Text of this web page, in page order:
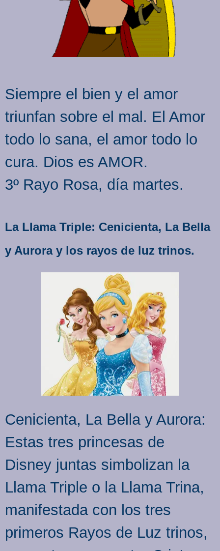
Siempre el bien y el amor
triunfan sobre el mal. El Amor
todo lo sana, el amor todo lo
cura. Dios es AMOR.
3º Rayo Rosa, día martes.
La Llama Triple: Cenicienta, La Bella
y Aurora y los rayos de luz trinos.
Cenicienta, La Bella y Aurora:
Estas tres princesas de
Disney juntas simbolizan la
Llama Triple o la Llama Trina,
manifestada con los tres
primeros Rayos de Luz trinos,